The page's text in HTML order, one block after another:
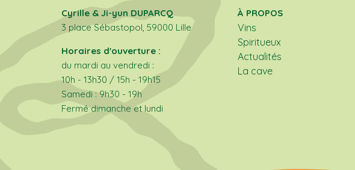
Cyrille & Ji-yun DUPARCQ
3 place Sébastopol, 59000 Lille
Horaires d'ouverture :
du mardi au vendredi :
10h - 13h30 / 15h - 19h15
Samedi : 9h30 - 19h
Fermé dimanche et lundi
À PROPOS
Vins
Spiritueux
Actualités
La cave